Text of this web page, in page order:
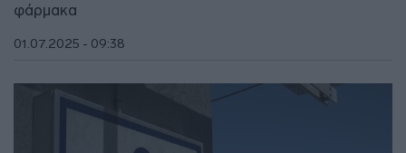
φάρμακα
01.07.2025 - 09:38